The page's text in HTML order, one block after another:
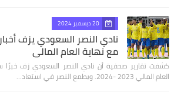
20 ديسمبر 2024
نادي النصر السعودي يزف
مع نهاية العام المالي
كشفت تقارير صحفية أن نادي النصر السعودي زف خبرًا
العام المالي 2023 -2024. ويطمع النصر في استعاد…